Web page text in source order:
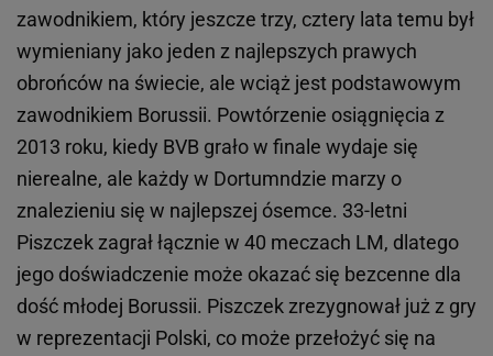
zawodnikiem, który jeszcze trzy, cztery lata temu był
wymieniany jako jeden z najlepszych prawych
obrońców na świecie, ale wciąż jest podstawowym
zawodnikiem Borussii. Powtórzenie osiągnięcia z
2013 roku, kiedy BVB grało w finale wydaje się
nierealne, ale każdy w Dortumndzie marzy o
znalezieniu się w najlepszej ósemce. 33-letni
Piszczek zagrał łącznie w 40 meczach LM, dlatego
jego doświadczenie może okazać się bezcenne dla
dość młodej Borussii. Piszczek zrezygnował już z gry
w reprezentacji Polski, co może przełożyć się na